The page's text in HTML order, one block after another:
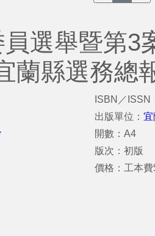
選舉暨第3
蘭縣選務總
ISBN／ISSN
出版單位：宜
開數：A4
版次：初版
價格：工本